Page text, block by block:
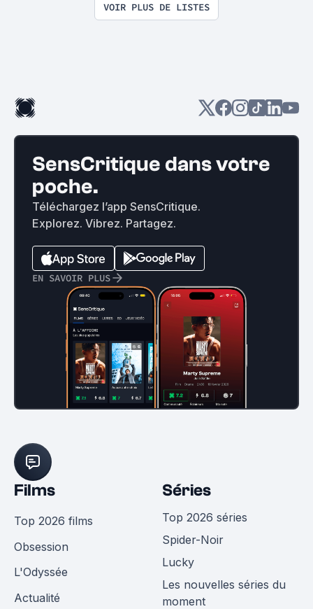
VOIR PLUS DE LISTES
SensCritique dans votre
poche.
Téléchargez l’app SensCritique.
Explorez. Vibrez. Partagez.
EN SAVOIR PLUS
Films
Top 2026 films
Obsession
L'Odyssée
Actualité
Séries
Top 2026 séries
Spider-Noir
Lucky
Les nouvelles séries du
moment